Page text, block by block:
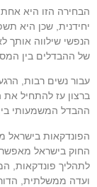
הבחירה הזו היא
יחידנית, שכן היא
הנפשי שילווה אותך
של ההבדלים בין
עבור נשים רבות,
ברצון עז להתחיל את
ההבדל המשמעותי
הפונדקאות בישראל
החוק בישראל מאפשר
לתהליך פונדקאות,
ועדה ממשלתית,